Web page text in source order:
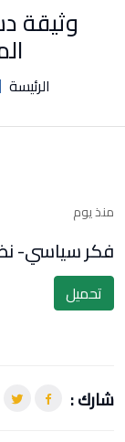
وثيقة
الرئيسة
منذ يوم
فكر سياسي-
تحميل
شارك :